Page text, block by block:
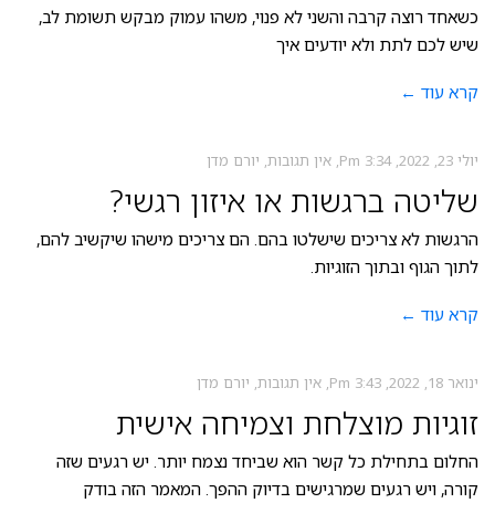
כשאחד רוצה קרבה והשני לא פנוי, משהו עמוק מבקש תשומת לב,
שיש לכם לתת ולא יודעים איך
קרא עוד ←
יולי 23, 2022 3:34 Pm אין תגובות יורם מדן
שליטה ברגשות או איזון רגשי?
הרגשות לא צריכים שישלטו בהם. הם צריכים מישהו שיקשיב להם,
לתוך הגוף ובתוך הזוגיות.
קרא עוד ←
ינואר 18, 2022 3:43 Pm אין תגובות יורם מדן
זוגיות מוצלחת וצמיחה אישית
החלום בתחילת כל קשר הוא שביחד נצמח יותר. יש רגעים שזה
קורה, ויש רגעים שמרגישים בדיוק ההפך. המאמר הזה בודק